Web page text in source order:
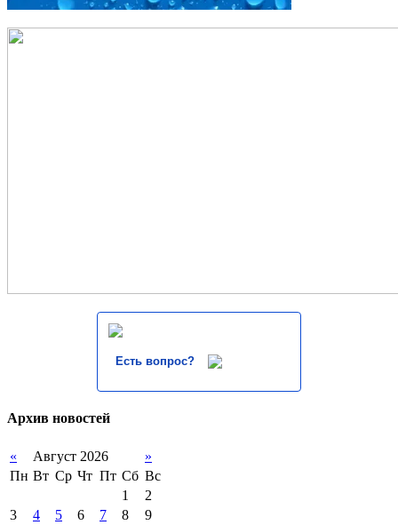
Есть вопрос?
Архив новостей
« Август 2026
»
Пн Вт Ср Чт Пт Сб Вс
1
2
3
4 5 6 7 8
9